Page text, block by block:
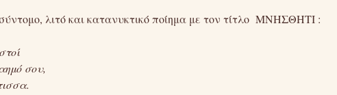
λιτό και κατανυκτικό ποίημα με τον τίτλο ΜΝΗΣΘΗΤΙ :
σου,